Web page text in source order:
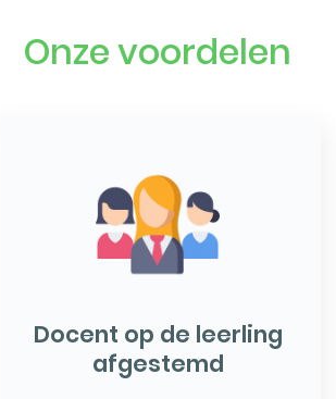
Onze voordelen
Docent op de leerling
afgestemd